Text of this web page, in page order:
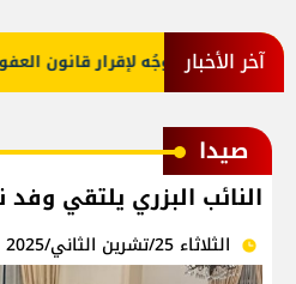
آخر الأخبار
الحرب وتوجُه لإقرار قانون العفو
صيدا
النائب البزري يلتقي
الثلاثاء 25/تشرين الثاني/2025 - 01:56 م